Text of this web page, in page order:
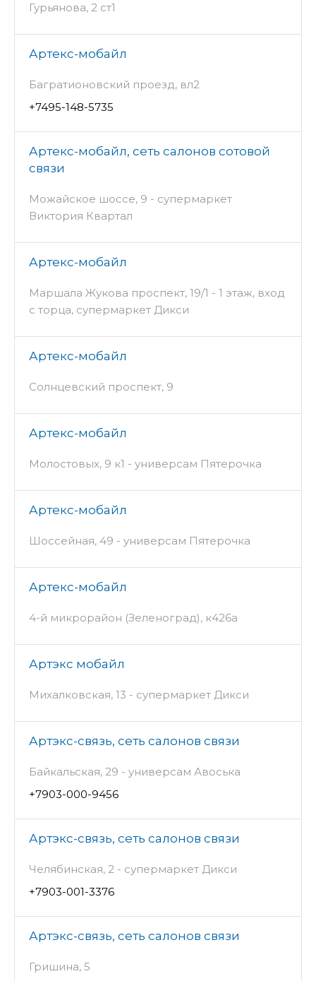
Гурьянова, 2 ст1
Артекс-мобайл
Багратионовский проезд, вл2
+7495-148-5735
Артекс-мобайл, сеть салонов сотовой
связи
Можайское шоссе, 9 - супермаркет
Виктория Квартал
Артекс-мобайл
Маршала Жукова проспект, 19/1 - 1 этаж, вход
с торца, супермаркет Дикси
Артекс-мобайл
Солнцевский проспект, 9
Артекс-мобайл
Молостовых, 9 к1 - универсам Пятерочка
Артекс-мобайл
Шоссейная, 49 - универсам Пятерочка
Артекс-мобайл
4-й микрорайон (Зеленоград), к426а
Артэкс мобайл
Михалковская, 13 - супермаркет Дикси
Артэкс-связь, сеть салонов связи
Байкальская, 29 - универсам Авоська
+7903-000-9456
Артэкс-связь, сеть салонов связи
Челябинская, 2 - супермаркет Дикси
+7903-001-3376
Артэкс-связь, сеть салонов связи
Гришина, 5